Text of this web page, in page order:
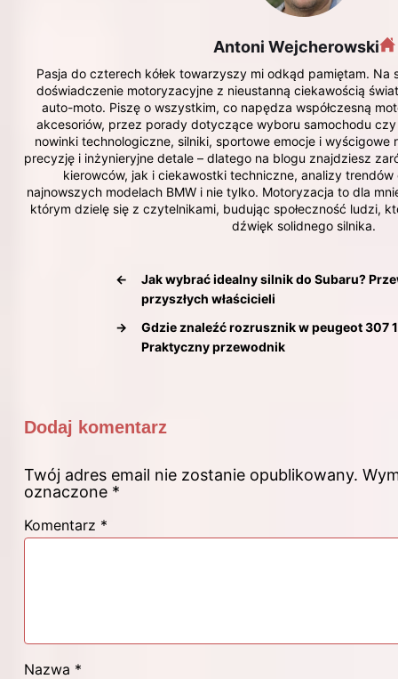
Antoni Wejcherowski
Pasja do czterech kółek towarzyszy mi odkąd pamiętam. Na
doświadczenie motoryzacyjne z nieustanną ciekawością
auto-moto. Piszę o wszystkim, co napędza współczesną
akcesoriów, przez porady dotyczące wyboru samochodu
nowinki technologiczne, silniki, sportowe emocje i wyścigowe
precyzję i inżynieryjne detale – dlatego na blogu znajdziesz
kierowców, jak i ciekawostki techniczne, analizy
najnowszych modelach BMW i nie tylko. Motoryzacja to dla
którym dzielę się z czytelnikami, budując społeczność ludzi,
dźwięk solidnego silnika.
←
Jak wybrać idealny silnik do Subaru?
przyszłych właścicieli
→
Gdzie znaleźć rozrusznik w peugeot 307
Praktyczny przewodnik
Dodaj komentarz
Twój adres email nie zostanie opublikowany.
oznaczone *
Komentarz *
Nazwa *